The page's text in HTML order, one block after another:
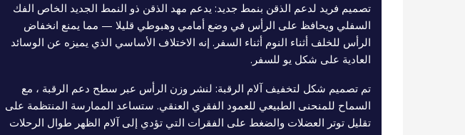
تصميم فريد لدعم الذقن بنمط جديد: يدعم مهد الذقن ذو النمط الجديد الخاص الفك
السفلي ويحافظ على الرأس في وضع أمامي وهبوطي قليلا — مما يمنع انخفاض
الرأس للخلف أثناء النوم أثناء السفر. إنه الاختلاف الأساسي الذي يميزه عن الوسائد
العادية على شكل يو للسفر.
تم تصميم شكل لتخفيف آلام الرقبة: لنشر وزن الرأس عبر سطح دعم الرقبة ، مع
السماح للمنحنى الطبيعي للعمود الفقري العنقي. ستساعد الممارسة المنتظمة على
تقليل توتر العضلات والضغط على الفقرات التي تؤدي إلى آلام الظهر طوال الرحلات